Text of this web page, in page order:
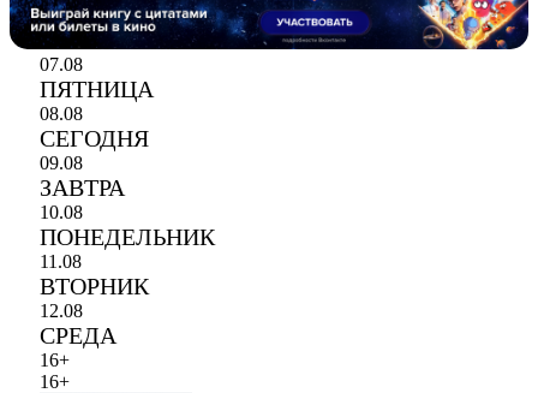
07.08
ПЯТНИЦА
08.08
СЕГОДНЯ
09.08
ЗАВТРА
10.08
ПОНЕДЕЛЬНИК
11.08
ВТОРНИК
12.08
СРЕДА
16+
16+